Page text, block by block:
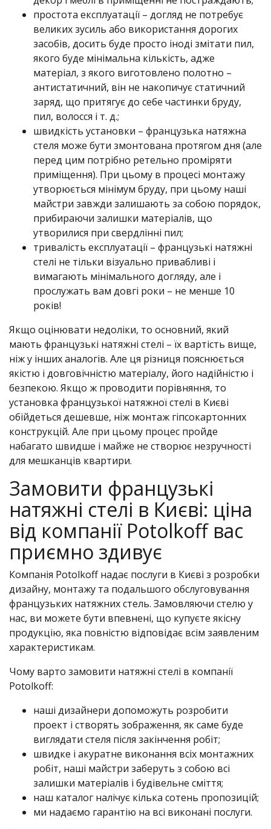
простота експлуатації – догляд не потребує
великих зусиль або використання дорогих
засобів, досить буде просто іноді змітати пил,
якого буде мінімальна кількість, адже
матеріал, з якого виготовлено полотно –
антистатичний, він не накопичує статичний
заряд, що притягує до себе частинки бруду,
пил, волосся і т. д.;
швидкість установки – французька натяжна
стеля може бути змонтована протягом дня (але
перед цим потрібно ретельно проміряти
приміщення). При цьому в процесі монтажу
утворюється мінімум бруду, при цьому наші
майстри завжди залишають за собою порядок,
прибираючи залишки матеріалів, що
утворилися при свердлінні пил;
тривалість експлуатації – французькі натяжні
стелі не тільки візуально привабливі і
вимагають мінімального догляду, але і
прослужать вам довгі роки – не менше 10
років!
Якщо оцінювати недоліки, то основний, який
мають французькі натяжні стелі – їх вартість вище,
ніж у інших аналогів. Але ця різниця пояснюється
якістю і довговічністю матеріалу, його надійністю і
безпекою. Якщо ж проводити порівняння, то
установка французької натяжної стелі в Києві
обійдеться дешевше, ніж монтаж гіпсокартонних
конструкцій. Але при цьому процес пройде
набагато швидше і майже не створює незручності
для мешканців квартири.
Замовити французькі
натяжні стелі в Києві: ціна
від компанії Potolkoff вас
приємно здивує
Компанія Potolkoff надає послуги в Києві з розробки
дизайну, монтажу та подальшого обслуговування
французьких натяжних стель. Замовляючи стелю у
нас, ви можете бути впевнені, що купуєте якісну
продукцію, яка повністю відповідає всім заявленим
характеристикам.
Чому варто замовити натяжні стелі в компанії
Potolkoff:
наші дизайнери допоможуть розробити
проект і створять зображення, як саме буде
виглядати стеля після закінчення робіт;
швидке і акуратне виконання всіх монтажних
робіт, наші майстри заберуть з собою всі
залишки матеріалів і будівельне сміття;
наш каталог налічує кілька сотень пропозицій;
ми надаємо гарантію на всі виконані послуги.